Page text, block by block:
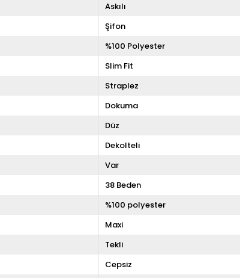
Askılı
Şifon
%100 Polyester
Slim Fit
Straplez
Dokuma
Düz
Dekolteli
Var
38 Beden
%100 polyester
Maxi
Tekli
Cepsiz